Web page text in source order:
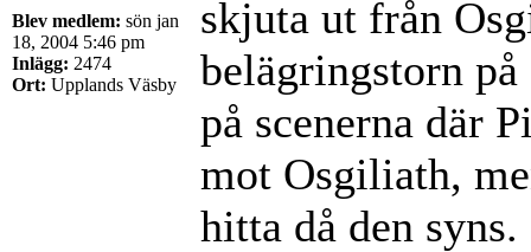
Blev medlem: sön jan
18, 2004 5:46 pm
Inlägg: 2474
Ort: Upplands Väsby
skjuta ut från
belägringstorn
på scenerna där
mot Osgiliath,
hitta då den syns.